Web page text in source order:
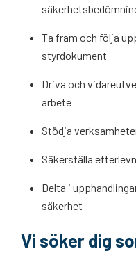
Ta fram och följa
styrdokument
Driva och
arbete
Stödja
Säkerställa
Delta i
säkerhet
Vi söker dig